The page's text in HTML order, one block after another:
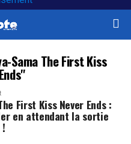
Sama The First Kiss
First Kiss Never Ends :
en attendant la sortie